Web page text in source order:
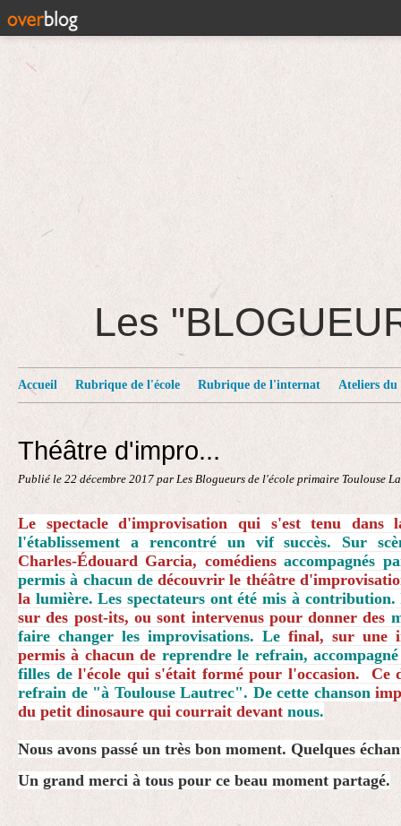
Les
Accueil Rubrique de l'école Rubrique de l'internat Ateliers du
Théâtre d'impro...
Publié le 22 décembre 2017 par Les Blogueurs de l'école primaire Toulouse
Le spectacle d'improvisation qui s'est tenu
l'établissement a rencontré un vif succès. Sur
Charles-Édouard Garcia, comédiensaccompagnés
permis à chacun dedécouvrir le théâtre
la lumière. Les spectateurs ont été mis à
sur des post-its, ou sont intervenus pour donner des
faire changer les improvisations. Le final, sur une
permis à chacun de reprendre le refrain,
filles del'école qui s'était formé pour l'occasion. Ce
refrain de "à Toulouse Lautrec". De cette chanson
du petit dinosaure qui courrait devant nous.
Nous avons passé un très bon moment. Quelques
Un grand merci à tous pour ce beau moment partagé.